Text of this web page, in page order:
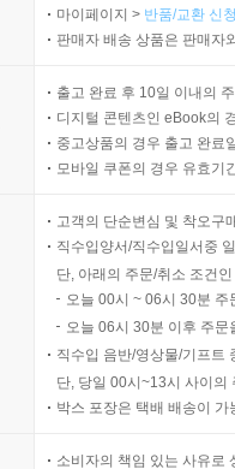
마이페이지 > 반품/교환 신
판매자 배송 상품은 판매자
출고 완료 후 10일 이내의
디지털 콘텐츠인 eBook의
중고상품의 경우 출고 완료
모바일 쿠폰의 경우 유효기
고객의 단순변심 및 착오구
직수입양서/직수입일서중
단, 아래의 주문/취소 조건
오늘 00시 ~ 06시 30분
오늘 06시 30분 이후 주
직수입 음반/영상물/기프트
단, 당일 00시~13시 사이의
박스 포장은 택배 배송이
소비자의 책임 있는 사유로